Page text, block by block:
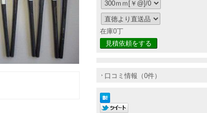
在庫0丁
見積依頼をする
口コミ情報（0件）